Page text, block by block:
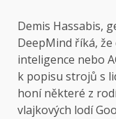
Demis Hassabis,
DeepMind říká,
inteligence nebo
k popisu strojů s
honí některé z
vlajkových lodí